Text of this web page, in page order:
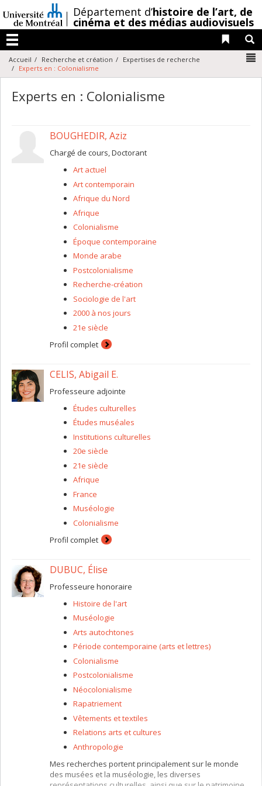
au
contenu
/Département d’histoire de l’art, de
cinéma et des médias audiovisuels
Menu
Liens
Accueil Recherche et création
Expertises de recherche
Experts en : Colonialisme
Experts en : Colonialisme
BOUGHEDIR, Aziz
Chargé de cours, Doctorant
Art actuel
Art contemporain
Afrique du Nord
Afrique
Colonialisme
Époque contemporaine
Monde arabe
Postcolonialisme
Recherche-création
Sociologie de l'art
2000 à nos jours
21e siècle
Profil complet
CELIS, Abigail E.
Professeure adjointe
Études culturelles
Études muséales
Institutions culturelles
20e siècle
21e siècle
Afrique
France
Muséologie
Colonialisme
Profil complet
DUBUC, Élise
Professeure honoraire
Histoire de l'art
Muséologie
Arts autochtones
Période contemporaine (arts et lettres)
Colonialisme
Postcolonialisme
Néocolonialisme
Rapatriement
Vêtements et textiles
Relations arts et cultures
Anthropologie
Mes recherches portent principalement sur le monde
des musées et la muséologie, les diverses